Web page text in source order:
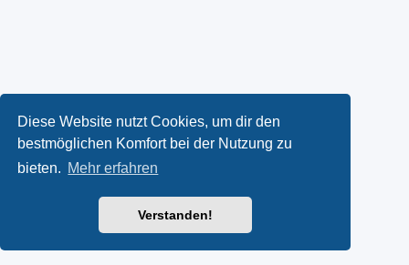
Diese Website nutzt Cookies, um dir den
bestmöglichen Komfort bei der Nutzung zu
bieten. Mehr erfahren
Verstanden!